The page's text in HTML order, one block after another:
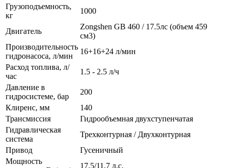
Грузоподъемность,
кг
1000
Двигатель
Zongshen GB 460 / 17.5лс (объем 459
см3)
Производительность
гидронасоса, л/мин
16+16+24 л/мин
Расход топлива, л/
час
1.5 - 2.5 л/ч
Давление в
гидросистеме, бар
200
Клиренс, мм
140
Трансмиссия
Гидрообъемная двухступенчатая
Гидравлическая
система
Трехконтурная / Двухконтурная
Привод
Гусеничный
Мощность
17.5/11.7 л.с.